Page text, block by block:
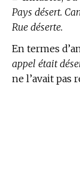
Pays désert.
Rue déserte.
En termes
appel était
ne l’avait pas